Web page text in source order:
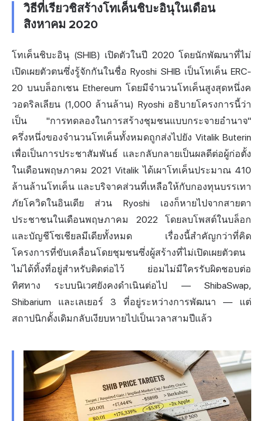
วิธีที่เรียวชิสร้างโทเค็นชิบะอินุในเดือน
สิงหาคม 2020
โทเค็นชิบะอินุ (SHIB) เปิดตัวในปี 2020 โดยนักพัฒนาที่ไม่
เปิดเผยตัวตนซึ่งรู้จักกันในชื่อ Ryoshi SHIB เป็นโทเค็น ERC-
20 บนบล็อกเชน Ethereum โดยมีจำนวนโทเค็นสูงสุดหนึ่งค
วอดริลเลียน (1,000 ล้านล้าน) Ryoshi อธิบายโครงการนี้ว่า
เป็น "การทดลองในการสร้างชุมชนแบบกระจายอำนาจ"
ครึ่งหนึ่งของจำนวนโทเค็นทั้งหมดถูกส่งไปยัง Vitalik Buterin
เพื่อเป็นการประชาสัมพันธ์ และกลับกลายเป็นผลดีต่อผู้ก่อตั้ง
ในเดือนพฤษภาคม 2021 Vitalik ได้เผาโทเค็นประมาณ 410
ล้านล้านโทเค็น และบริจาคส่วนที่เหลือให้กับกองทุนบรรเทา
ภัยโควิดในอินเดีย ส่วน Ryoshi เองก็หายไปจากสายตา
ประชาชนในเดือนพฤษภาคม 2022 โดยลบโพสต์ในบล็อก
และบัญชีโซเชียลมีเดียทั้งหมด เรื่องนี้สำคัญกว่าที่คิด
โครงการที่ขับเคลื่อนโดยชุมชนซึ่งผู้สร้างที่ไม่เปิดเผยตัวตน
ไม่ได้ทิ้งที่อยู่สำหรับติดต่อไว้ ย่อมไม่มีใครรับผิดชอบต่อ
ทิศทาง ระบบนิเวศยังคงดำเนินต่อไป — ShibaSwap,
Shibarium และเลเยอร์ 3 ที่อยู่ระหว่างการพัฒนา — แต่
สถาปนิกดั้งเดิมกลับเงียบหายไปเป็นเวลาสามปีแล้ว